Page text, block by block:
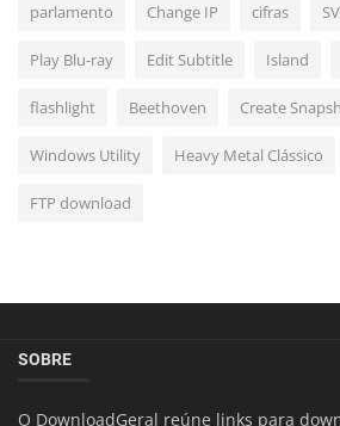
parlamento Change IP cifras
Play Blu-ray Edit Subtitle Island
flashlight Beethoven Create
Windows Utility Heavy Metal Clássico
FTP download
SOBRE
O DownloadGeral reúne links para